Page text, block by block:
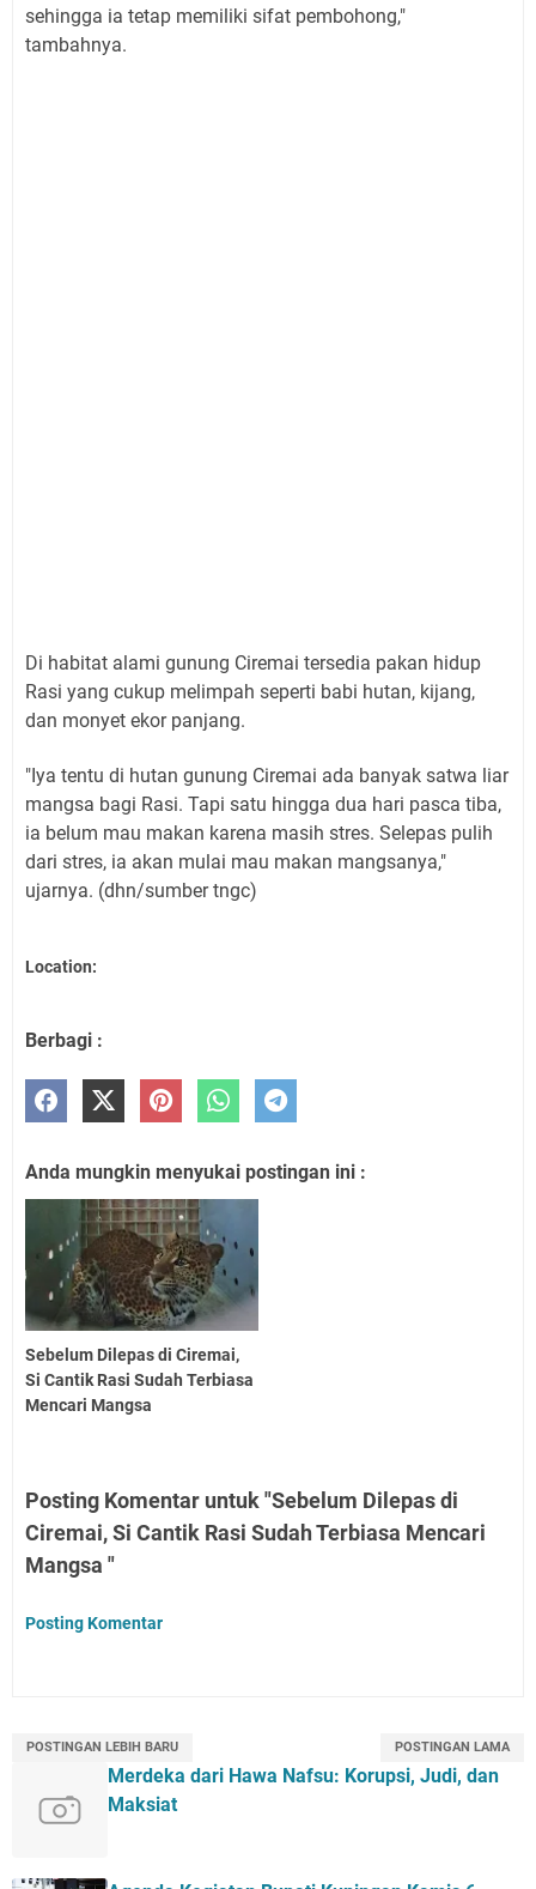
sehingga ia tetap memiliki sifat pembohong,"
tambahnya.
Di habitat alami gunung Ciremai tersedia pakan hidup
Rasi yang cukup melimpah seperti babi hutan, kijang,
dan monyet ekor panjang.
"Iya tentu di hutan gunung Ciremai ada banyak satwa liar
mangsa bagi Rasi. Tapi satu hingga dua hari pasca tiba,
ia belum mau makan karena masih stres. Selepas pulih
dari stres, ia akan mulai mau makan mangsanya,"
ujarnya. (dhn/sumber tngc)
Location:
Berbagi :
Anda mungkin menyukai postingan ini :
Sebelum Dilepas di Ciremai,
Si Cantik Rasi Sudah Terbiasa
Mencari Mangsa
Posting Komentar untuk "Sebelum Dilepas di
Ciremai, Si Cantik Rasi Sudah Terbiasa Mencari
Mangsa "
Posting Komentar
POSTINGAN LEBIH BARU POSTINGAN LAMA
Merdeka dari Hawa Nafsu: Korupsi, Judi, dan
Maksiat